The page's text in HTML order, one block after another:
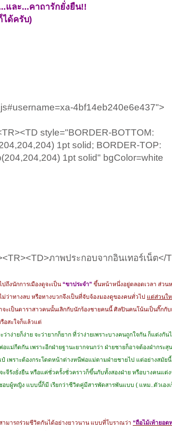
และ...คาถารักยั่งยืน!!
ได้ครับ)
4bf14eb240e6e437">
style="BORDER-BOTTOM:
1pt solid; BORDER-TOP:
1pt solid" bgColor=white
ภาพประกอบจากอินเทอร์เน็ต</
ถึงนักการเมืองดูจะเป็น “ขาประจำ” ขึ้นหน้าหนึ่งอยู่ตลอดเวลา ส่วน
ว่าทางลบ หรือทางบวกจึงเป็นที่จับจ้องมองดูของคนทั่วไป แต่ส่วนใ
ะเป็นดาราสาวคนนั้นเลิกกับนักร้องชายคนนี้ ศิลปินคนโน้นเป็นกิ๊กกั
อสะใจก็แล้วแต่
ง่ายก็ง่าย จะว่ายากก็ยาก ที่ว่าง่ายเพราะบางคนถูกใจกัน ก็แต่งกัน
แม่กีดกัน เพราะอีกฝ่ายฐานะยากจนกว่า ฝ่ายชายก็อาจต้องฝ่ากระสุ
ป๋ เพราะต้องกระโดดหน้าต่างหนีพ่อแม่ตามฝ่ายชายไป แต่อย่างสมัย
ะจีรังยั่งยืน หรือแค่ชั่วครั้งชั่วคราวก็ขึ้นกับทั้งสองฝ่าย หรือบางคนแต่
ชอบผู้หญิง แบบนี้ก็มี เรียกว่าชีวิตคู่มีสารพัดสารพันแบบ ( แหม..ตัวเอง
ามารถร่วมชีวิตกันได้อย่างยาวนาน แบบที่โบราณว่า “ถือไม้เท้ายอด